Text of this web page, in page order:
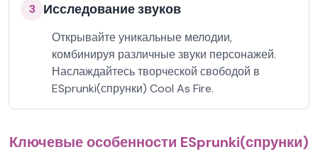
3 Исследование звуков
Открывайте уникальные мелодии,
комбинируя различные звуки персонажей.
Наслаждайтесь творческой свободой в
ESprunki(спрунки) Cool As Fire.
Ключевые особенности ESprunki(спрунки)